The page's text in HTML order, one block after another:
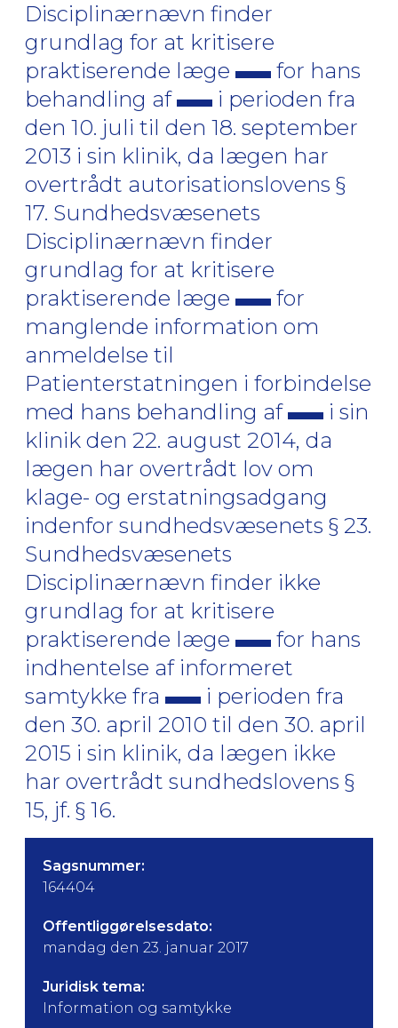
Disciplinærnævn finder
grundlag for at kritisere
praktiserende læge
for hans
behandling af
i perioden fra
den 10. juli til den 18. september
2013 i sin klinik, da lægen har
overtrådt autorisationslovens §
17. Sundhedsvæsenets
Disciplinærnævn finder
grundlag for at kritisere
praktiserende læge
for
manglende information om
anmeldelse til
Patienterstatningen i forbindelse
med hans behandling af
i sin
klinik den 22. august 2014, da
lægen har overtrådt lov om
klage- og erstatningsadgang
indenfor sundhedsvæsenets § 23.
Sundhedsvæsenets
Disciplinærnævn finder ikke
grundlag for at kritisere
praktiserende læge
for hans
indhentelse af informeret
samtykke fra
i perioden fra
den 30. april 2010 til den 30. april
2015 i sin klinik, da lægen ikke
har overtrådt sundhedslovens §
15, jf. § 16.
Sagsnummer:
164404
Offentliggørelsesdato:
mandag den 23. januar 2017
Juridisk tema:
Information og samtykke